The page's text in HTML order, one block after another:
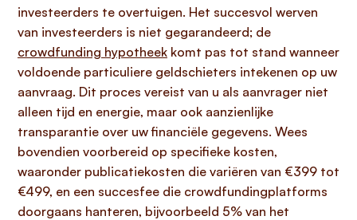
investeerders te overtuigen. Het succesvol werven
van investeerders is niet gegarandeerd; de
crowdfunding hypotheek komt pas tot stand wanneer
voldoende particuliere geldschieters intekenen op uw
aanvraag. Dit proces vereist van u als aanvrager niet
alleen tijd en energie, maar ook aanzienlijke
transparantie over uw financiële gegevens. Wees
bovendien voorbereid op specifieke kosten,
waaronder publicatiekosten die variëren van €399 tot
€499, en een succesfee die crowdfundingplatforms
doorgaans hanteren, bijvoorbeeld 5% van het